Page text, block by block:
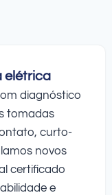
elétrica
diagnóstico
tomadas
curto-
novos
certificado
e